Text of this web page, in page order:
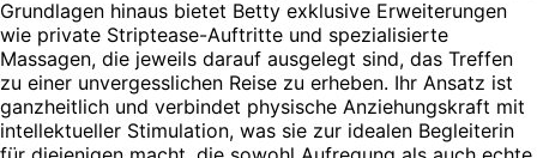
Grundlagen hinaus bietet Betty exklusive Erweiterungen
wie private Striptease-Auftritte und spezialisierte
Massagen, die jeweils darauf ausgelegt sind, das Treffen
zu einer unvergesslichen Reise zu erheben. Ihr Ansatz ist
ganzheitlich und verbindet physische Anziehungskraft mit
intellektueller Stimulation, was sie zur idealen Begleiterin